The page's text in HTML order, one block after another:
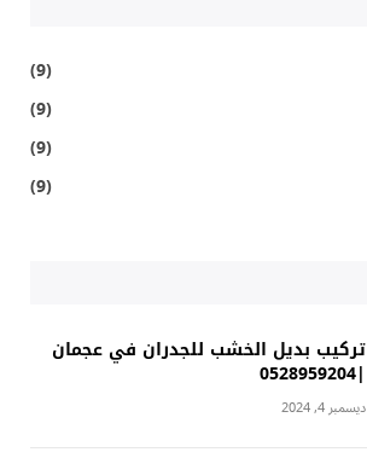
(9)
(9)
(9)
(9)
تركيب بديل الخشب للجدران في عجمان
|0528959204
ديسمبر 4, 2024